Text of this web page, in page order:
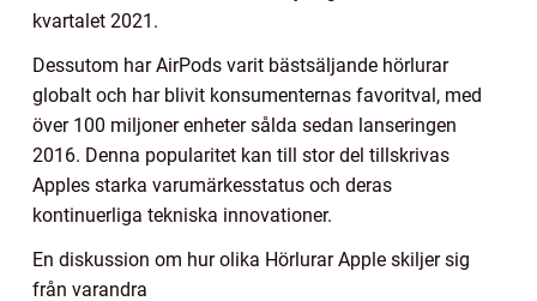
kvartalet 2021.
Dessutom har AirPods varit bästsäljande hörlurar
globalt och har blivit konsumenternas favoritval, med
över 100 miljoner enheter sålda sedan lanseringen
2016. Denna popularitet kan till stor del tillskrivas
Apples starka varumärkesstatus och deras
kontinuerliga tekniska innovationer.
En diskussion om hur olika Hörlurar Apple skiljer sig
från varandra